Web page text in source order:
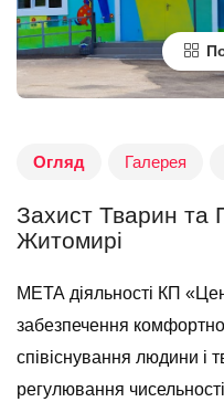
Огляд Галерея
Захист Тварин та
Житомирі
МЕТА діяльності КП
забезпечення
співіснування людини
регулювання